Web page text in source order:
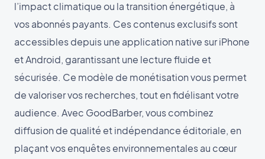
l’impact climatique ou la transition énergétique, à
vos abonnés payants. Ces contenus exclusifs sont
accessibles depuis une application native sur iPhone
et Android, garantissant une lecture fluide et
sécurisée. Ce modèle de monétisation vous permet
de valoriser vos recherches, tout en fidélisant votre
audience. Avec GoodBarber, vous combinez
diffusion de qualité et indépendance éditoriale, en
plaçant vos enquêtes environnementales au cœur